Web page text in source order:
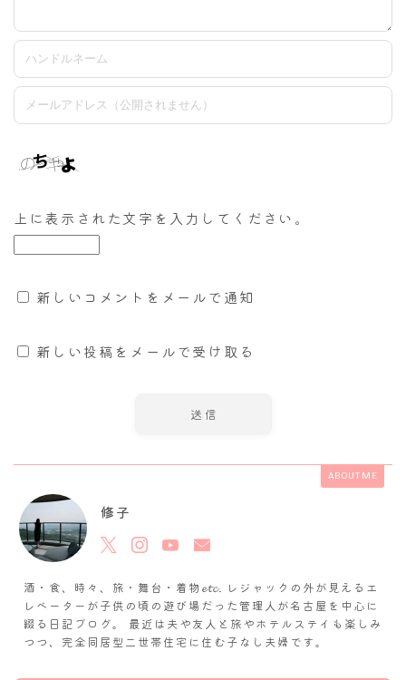
上に表示された文字を入力してください。
新しいコメントをメールで通知
新しい投稿をメールで受け取る
ABOUT ME
修子
酒・食、時々、旅・舞台・着物𝓮𝓽𝓬. レジャックの外が見えるエ
レベーターが子供の頃の遊び場だった管理人が名古屋を中心に
綴る日記ブログ。 最近は夫や友人と旅やホテルステイも楽しみ
つつ、完全同居型二世帯住宅に住む子なし夫婦です。